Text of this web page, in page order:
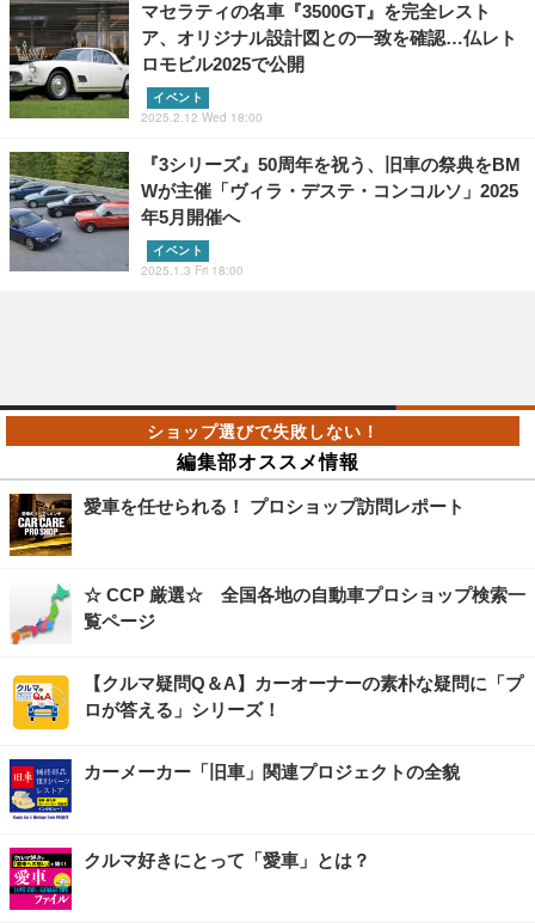
マセラティの名車『3500GT』を完全レスト
ア、オリジナル設計図との一致を確認…仏レト
ロモビル2025で公開
イベント
2025.2.12 Wed 18:00
『3シリーズ』50周年を祝う、旧車の祭典をBM
Wが主催「ヴィラ・デステ・コンコルソ」2025
年5月開催へ
イベント
2025.1.3 Fri 18:00
編集部オススメ情報
愛車を任せられる！ プロショップ訪問レポート
☆ CCP 厳選☆ 全国各地の自動車プロショップ検索一
覧ページ
【クルマ疑問Q＆A】カーオーナーの素朴な疑問に「プ
ロが答える」シリーズ！
カーメーカー「旧車」関連プロジェクトの全貌
クルマ好きにとって「愛車」とは？